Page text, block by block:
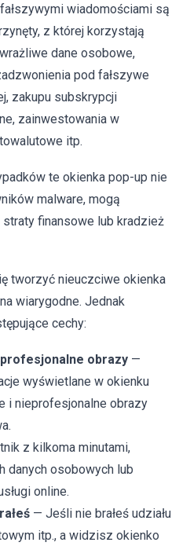
wiadomościami są
z której korzystają
dane osobowe,
pod fałszywe
zakupu subskrypcji
zainwestowania w
itp.
te okienka pop-up nie
malware, mogą
finansowe lub kradzież
tworzyć nieuczciwe okienka
wiarygodne. Jednak
cechy:
obrazy —
wyświetlane w okienku
i nieprofesjonalne obrazy
z kilkoma minutami,
danych osobowych lub
online.
— Jeśli nie brałeś udziału
itp., a widzisz okienko